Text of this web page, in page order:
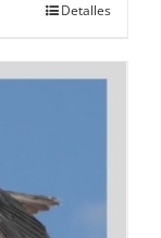
Detalles